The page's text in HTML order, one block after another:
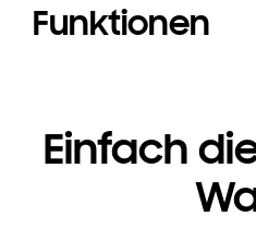
Funktionen
Einfach